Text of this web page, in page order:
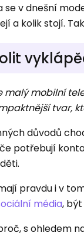
se v dnešní
a kolik stojí.
malý mobilní
tvar,
důvodů
potřebují
pravdu i v
média,
s ohledem